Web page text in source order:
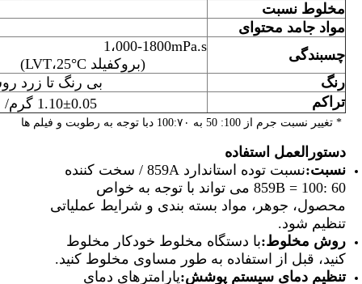
مخلوط نسبت
مواد جامد محتوای
چسبندگی
1،000-1800mPa.s
(بروکفیلد LVT،25°C)
رنگ
بی رنگ تا زرد
تراکم
1.10±0.05 گرم/ سانتی متر
* تغییر نسبت جرم از 100: 50 به 100: ۷۰ د با توجه به رطوبت و فیلم ها
دستورالعمل استفاده
نسبت:
نسبت توده استاندارد 859A / سخت کننده
859B = 100: 60 می تواند با توجه به خواص
محصول، جوهر، مواد بسته بندی و شرایط عملیاتی
تنظیم شود.
روش مخلوط:با دستگاه مخلوط خودکار مخلوط
کنید، قبل از استفاده به طور مساوی مخلوط کنید.
تنظیم دمای سیستم پوشش:پارامترهای دمای